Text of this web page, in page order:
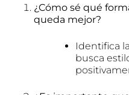
¿Cómo sé qué
queda mejor?
Identifica
busca